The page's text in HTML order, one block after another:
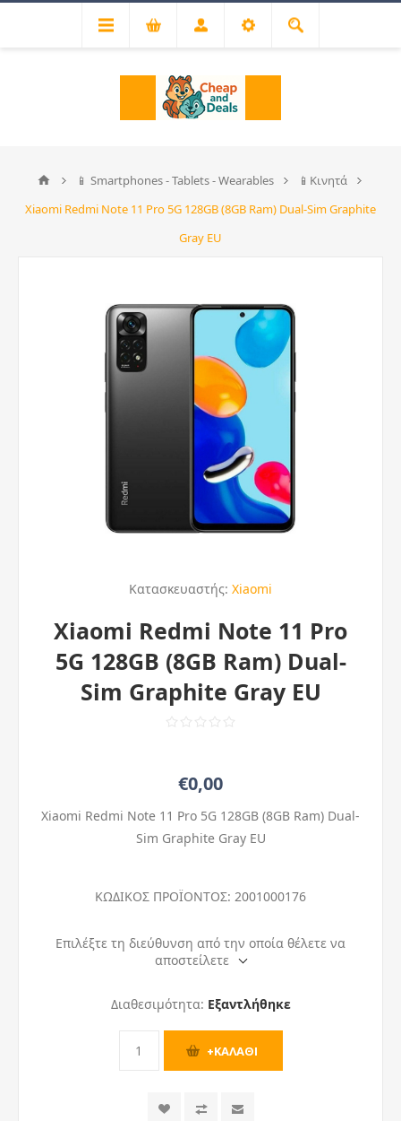
📱 Smartphones - Tablets - Wearables
📱Κινητά
Xiaomi Redmi Note 11 Pro 5G 128GB (8GB Ram) Dual-Sim Graphite
Gray EU
Κατασκευαστής: Xiaomi
Xiaomi Redmi Note 11 Pro
5G 128GB (8GB Ram) Dual-
Sim Graphite Gray EU
€0,00
Xiaomi Redmi Note 11 Pro 5G 128GB (8GB Ram) Dual-
Sim Graphite Gray EU
ΚΩΔΙΚΟΣ ΠΡΟΪΟΝΤΟΣ: 2001000176
Επιλέξτε τη διεύθυνση από την οποία θέλετε να
αποστείλετε
Διαθεσιμότητα: Εξαντλήθηκε